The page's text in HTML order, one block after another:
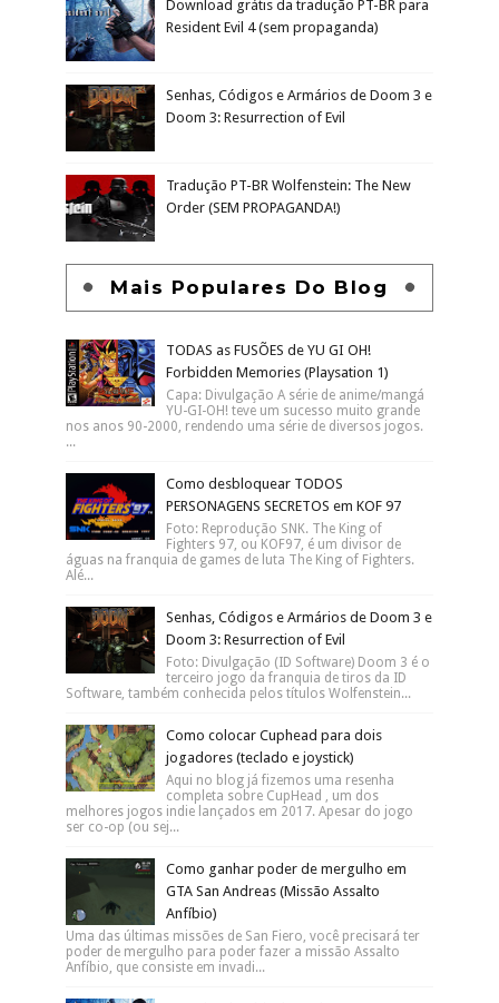
Mais Acessados Da Semana
TODAS as FUSÕES de YU GI OH!
Forbidden Memories (Playsation 1)
Como desbloquear TODOS
PERSONAGENS SECRETOS em KOF 97
Download grátis da tradução PT-BR para
Senhas, Códigos e Armários de Doom 3 e
Doom 3: Resurrection of Evil
Order (SEM PROPAGANDA!)
Mais Populares Do Blog
TODAS as FUSÕES de YU GI OH!
Forbidden Memories (Playsation 1)
Capa: Divulgação A série de anime/mangá
YU-GI-OH! teve um sucesso muito grande
nos anos 90-2000, rendendo uma série de diversos jogos.
Como desbloquear TODOS
PERSONAGENS SECRETOS em KOF 97
Foto: Reprodução SNK. The King of
Fighters 97, ou KOF97, é um divisor de
águas na franquia de games de luta The King of Fighters.
Senhas, Códigos e Armários de Doom 3 e
Doom 3: Resurrection of Evil
Foto: Divulgação (ID Software) Doom 3 é o
terceiro jogo da franquia de tiros da ID
Software, também conhecida pelos títulos Wolfenstein...